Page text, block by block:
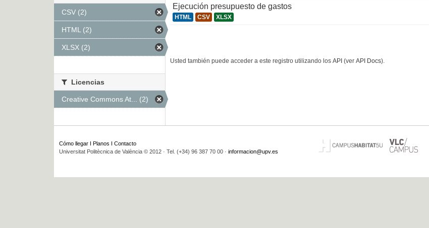
Ejecución presupuesto de gastos
HTML CSV XLSX
Usted también puede acceder a este registro utilizando los API (ver API Docs).
CSV (2)
HTML (2)
XLSX (2)
Licencias
Creative Commons At... (2)
Cómo llegar Planos
Contacto
Universitat Politècnica de València © 2012 · Tel. (+34) 96 387 70 00 · informacion@upv.es